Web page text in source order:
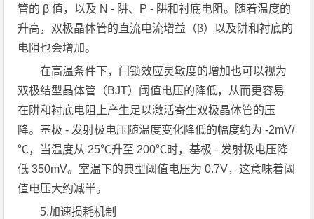
管的 β 值，以及 N - 阱、P - 阱和衬底电阻。随着温度的
升高，双极晶体管的直流电流增益（β）以及阱和衬底的
电阻也会增加。
在高温条件下，闩锁效应灵敏度的增加也可以视为
双极结型晶体管（BJT）阈值电压的降低，从而更容易
在阱和衬底电阻上产生足以激活寄生双极晶体管的压
降。基极 - 发射极电压随温度变化降低的幅度约为 -2mV/
℃，当温度从 25℃升至 200℃时，基极 - 发射极电压降
低 350mV。室温下的典型阈值电压为 0.7V，这意味着阈
值电压大约减半。
5.加速损耗机制